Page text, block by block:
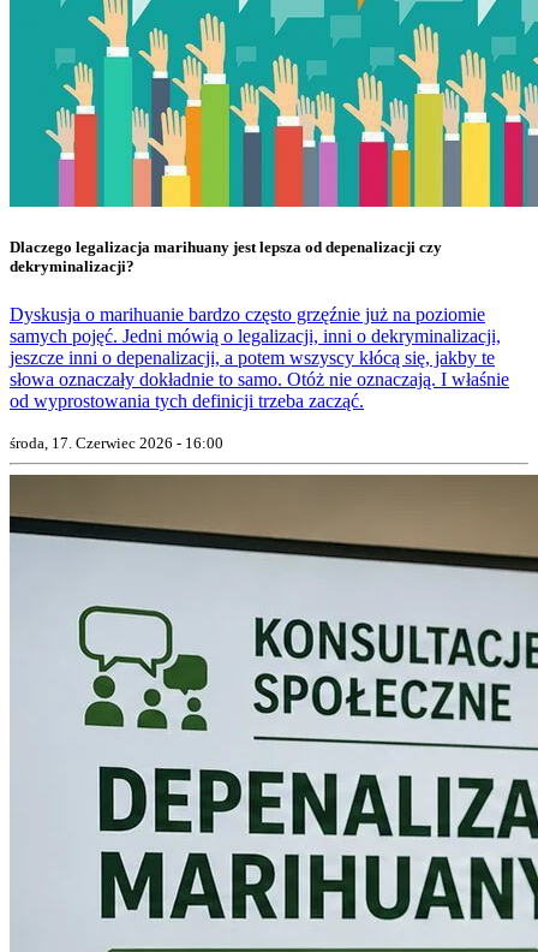
Dlaczego legalizacja marihuany jest lepsza od depenalizacji czy
dekryminalizacji?
Dyskusja o marihuanie bardzo często grzęźnie już na poziomie
samych pojęć. Jedni mówią o legalizacji, inni o dekryminalizacji,
jeszcze inni o depenalizacji, a potem wszyscy kłócą się, jakby te
słowa oznaczały dokładnie to samo. Otóż nie oznaczają. I właśnie
od wyprostowania tych definicji trzeba zacząć.
środa, 17. Czerwiec 2026 - 16:00